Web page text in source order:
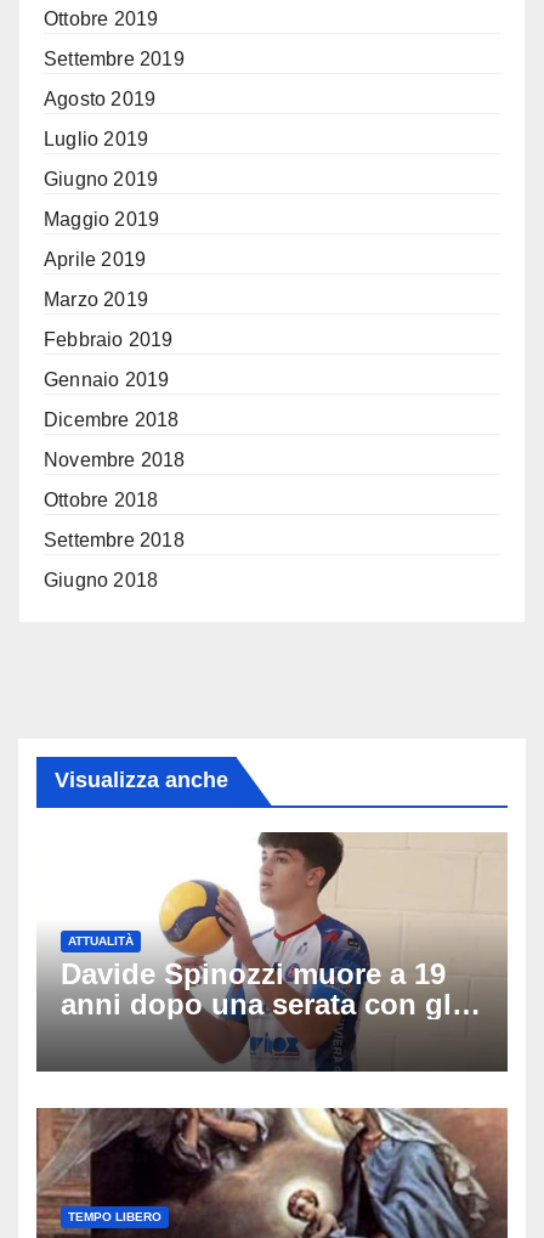
Ottobre 2019
Settembre 2019
Agosto 2019
Luglio 2019
Giugno 2019
Maggio 2019
Aprile 2019
Marzo 2019
Febbraio 2019
Gennaio 2019
Dicembre 2018
Novembre 2018
Ottobre 2018
Settembre 2018
Giugno 2018
Visualizza anche
ATTUALITÀ
Davide Spinozzi muore a 19
anni dopo una serata con gli
amici: il mistero dello
schianto senza frenata
TEMPO LIBERO